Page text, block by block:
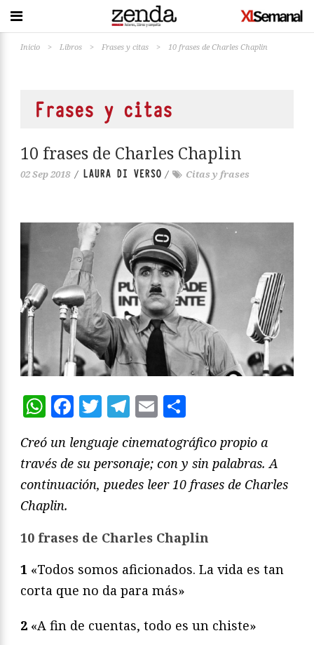
Inicio > Libros > Frases y citas > 10 frases de Charles Chaplin
Frases y citas
10 frases de Charles Chaplin
02 Sep 2018 / LAURA DI VERSO / Citas y frases
WhatsApp
Facebook
Twitter
Telegram
Email
Creó un lenguaje cinematográfico propio a
través de su personaje; con y sin palabras. A
continuación, puedes leer 10 frases de Charles
Chaplin.
10 frases de Charles Chaplin
1 «Todos somos aficionados. La vida es tan
corta que no da para más»
2 «A fin de cuentas, todo es un chiste»